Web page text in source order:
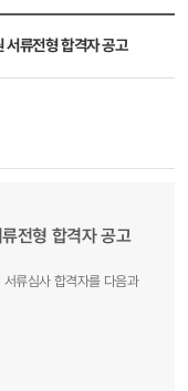
서류전형 합격자 공고
전형 합격자 공고
류심사 합격자를 다음과